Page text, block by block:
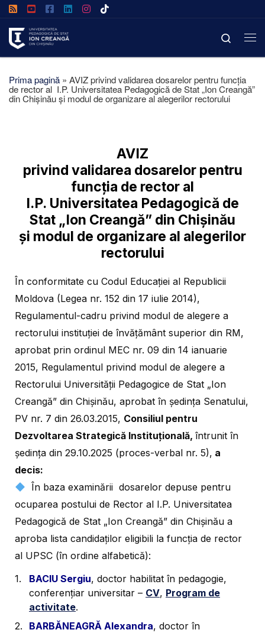
Afișează întregul conținut
Search
Prima pagină » AVIZ privind validarea dosarelor pentru funcția
de rector al I.P. Universitatea Pedagogică de Stat „Ion Creangă”
din Chișinău și modul de organizare al alegerilor rectorului
AVIZ
privind validarea dosarelor pentru
funcția de rector al
I.P. Universitatea Pedagogică de
Stat „Ion Creangă” din Chișinău
și modul de organizare al alegerilor
rectorului
În conformitate cu Codul Educaţiei al Republicii
Moldova (Legea nr. 152 din 17 iulie 2014),
Regulamentul-cadru privind modul de alegere a
rectorului instituției de învățământ superior din RM,
aprobat prin ordinul MEC nr. 09 din 14 ianuarie
2015, Regulamentul privind modul de alegere a
Rectorului Universității Pedagogice de Stat „Ion
Creangă” din Chișinău, aprobat în ședința Senatului,
PV nr. 7 din 26.03.2015, Consiliul pentru
Dezvoltarea Strategică Instituțională, întrunit în
ședința din 29.10.2025 (proces-verbal nr. 5), a
decis:
În baza examinării dosarelor depuse pentru
ocuparea postului de Rector al I.P. Universitatea
Pedagogică de Stat „Ion Creangă” din Chișinău a
aproba lista candidaţilor eligibili la funcţia de rector
al UPSC (în ordine alfabetică):
BACIU Sergiu, doctor habilitat în pedagogie,
conferențiar universitar – CV, Program de
activitate.
BARBĂNEAGRĂ Alexandra, doctor în